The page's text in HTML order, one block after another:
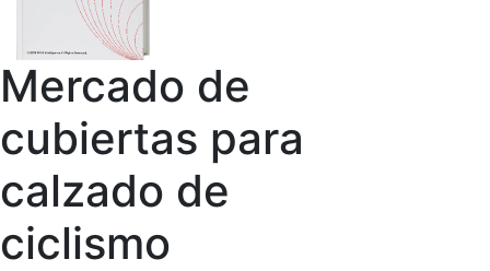
Mercado de
cubiertas para
calzado de
ciclismo